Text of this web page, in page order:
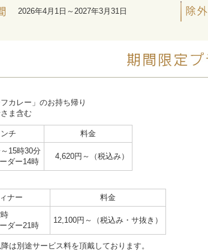
2026年4月1日～2027年3月31日
フカレー」のお持ち帰り
ま含む
チ
料金
15時30分
ダー14時
4,620円～（税込み）
ナー
料金
ダー21時
12,100円～（税込み・サ抜き）
は別途サービス料を頂戴しております。